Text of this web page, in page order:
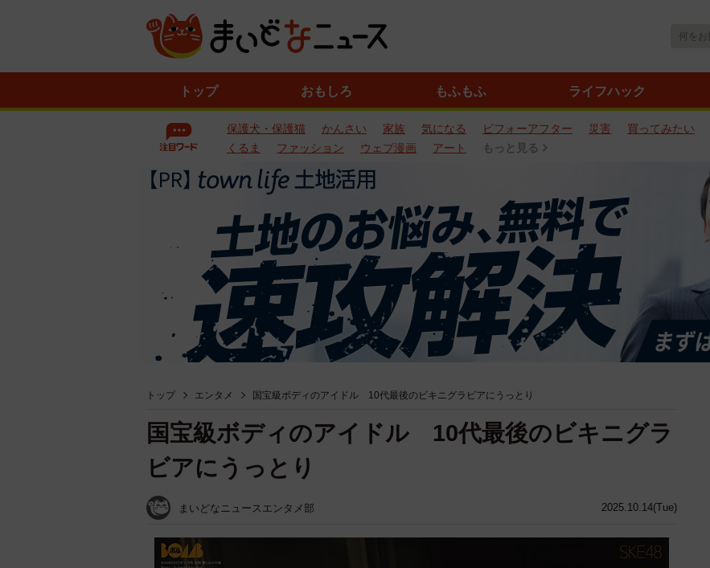
トップ おもしろ もふもふ ライフハック
保護犬・保護猫 かんさい 家族 気になる ビフォーアフター 災害 買ってみたい
くるま
ファッション ウェブ漫画 アート もっと見る
トップ エンタメ 国宝級ボディのアイドル 10代最後のビキニグラビアにうっとり
2025.10.14(Tue)
国宝級ボディのアイドル 10代最後のビキニグラ
ビアにうっとり
まいどなニュースエンタメ部